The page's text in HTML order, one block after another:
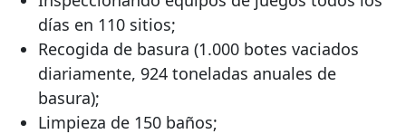
días en 110 sitios;
Recogida de basura (1.000 botes vaciados
diariamente, 924 toneladas anuales de
basura);
Limpieza de 150 baños;